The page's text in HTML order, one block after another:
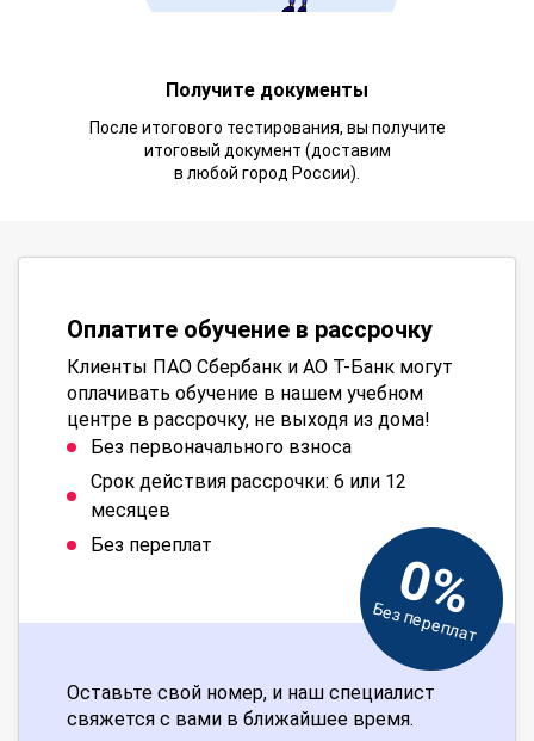
Получите документы
После итогового тестирования, вы получите
итоговый документ (доставим
в любой город России).
Оплатите обучение в рассрочку
Клиенты ПАО Сбербанк и АО Т-Банк могут
оплачивать обучение в нашем учебном
центре в рассрочку, не выходя из дома!
Без первоначального взноса
Срок действия рассрочки: 6 или 12
месяцев
Без переплат
0%
Без переплат
Оставьте свой номер, и наш специалист
свяжется с вами в ближайшее время.